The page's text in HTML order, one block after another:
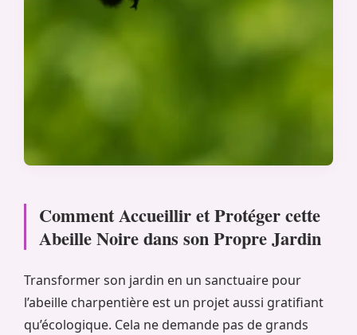
Comment Accueillir et Protéger cette
Abeille Noire dans son Propre Jardin
Transformer son jardin en un sanctuaire pour
l’abeille charpentière est un projet aussi gratifiant
qu’écologique. Cela ne demande pas de grands